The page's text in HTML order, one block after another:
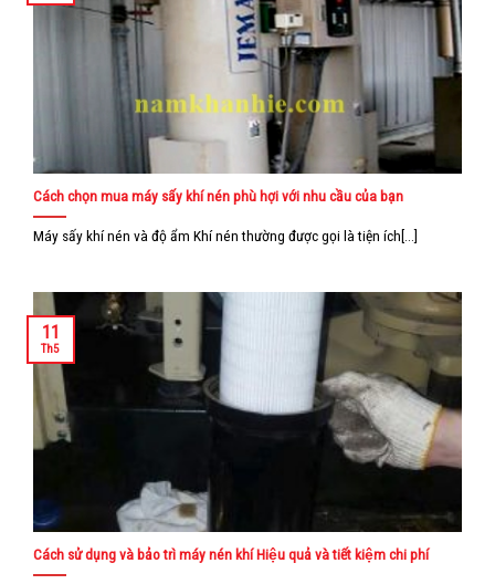
Cách chọn mua máy sấy khí nén phù hợi với nhu cầu của bạn
Máy sấy khí nén và độ ẩm Khí nén thường được gọi là tiện ích[...]
Cách sử dụng và bảo trì máy nén khí Hiệu quả và tiết kiệm chi phí
11
Th5